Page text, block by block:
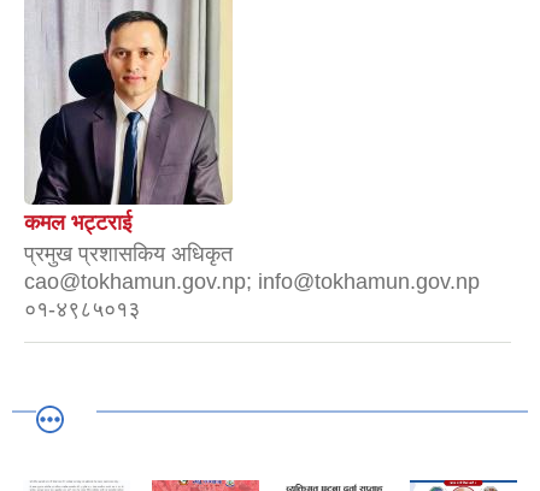
कमल भट्टराई
प्रमुख प्रशासकिय अधिकृत
cao@tokhamun.gov.np; info@tokhamun.gov.np
०१-४९८५०१३